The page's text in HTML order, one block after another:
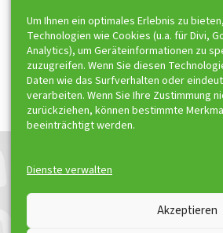
Um Ihnen ein optimales Erlebnis zu
Technologien wie Cookies (u.a. für Divi,
Analytics), um Geräteinformationen zu
zuzugreifen. Wenn Sie diesen
Daten wie das Surfverhalten oder
verarbeiten. Wenn Sie Ihre Zustimmung
zurückziehen, können bestimmte
beeinträchtigt werden.
Dienste verwalten
Akzeptieren
ToniSport e.V. ist